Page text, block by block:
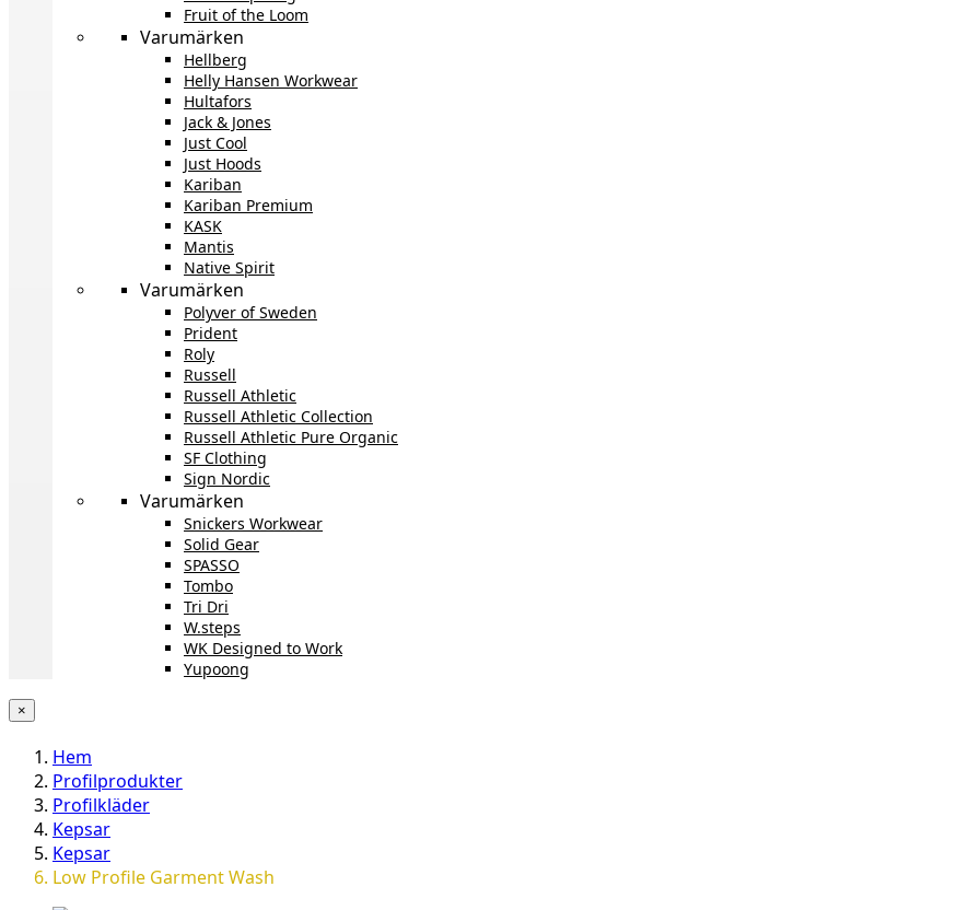
Fruit of the Loom
Varumärken
Hellberg
Helly Hansen Workwear
Hultafors
Jack & Jones
Just Cool
Just Hoods
Kariban
Kariban Premium
KASK
Mantis
Native Spirit
Varumärken
Polyver of Sweden
Prident
Roly
Russell
Russell Athletic
Russell Athletic Collection
Russell Athletic Pure Organic
SF Clothing
Sign Nordic
Varumärken
Snickers Workwear
Solid Gear
SPASSO
Tombo
Tri Dri
W.steps
WK Designed to Work
Yupoong
×
Hem
Profilprodukter
Profilkläder
Kepsar
Kepsar
Low Profile Garment Wash